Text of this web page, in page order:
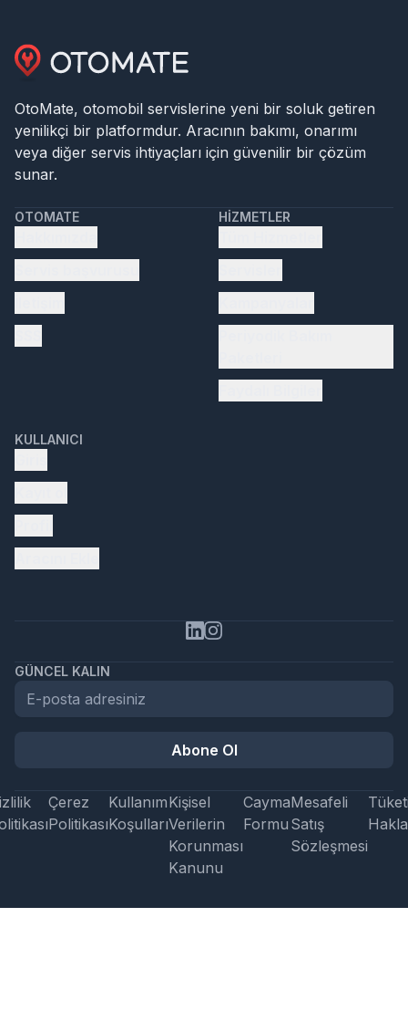
OtoMate, otomobil servislerine yeni bir soluk getiren
yenilikçi bir platformdur. Aracının bakımı, onarımı
veya diğer servis ihtiyaçları için güvenilir bir çözüm
sunar.
OTOMATE HIZMETLER
KULLANICI
GÜNCEL KALIN
Abone Ol
Çerez
Politikası
Kullanım
Koşulları
Kişisel
Verilerin
Korunması
Kanunu
Cayma
Formu
Mesafeli
Satış
Sözleşmesi